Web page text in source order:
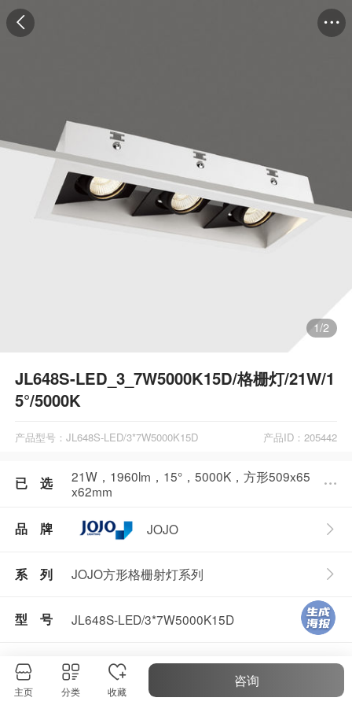
1/2
JL648S-LED_3_7W5000K15D/格栅灯/21W/1
5°/5000K
产品型号：JL648S-LED/3*7W5000K15D 产品ID：205442
已 选
21W，1960lm，15°，5000K，方形509x65
x62mm
品 牌 JOJO
系 列 JOJO方形格栅射灯系列
型 号 JL648S-LED/3*7W5000K15D
起购量 1件
主页 分类 收藏
咨询